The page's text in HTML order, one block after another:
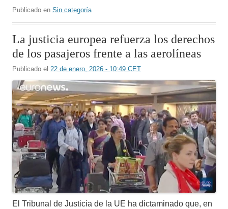
Publicado en Sin categoría
La justicia europea refuerza los derechos
de los pasajeros frente a las aerolíneas
Publicado el 22 de enero, 2026 - 10:49 CET
El Tribunal de Justicia de la UE ha dictaminado que, en